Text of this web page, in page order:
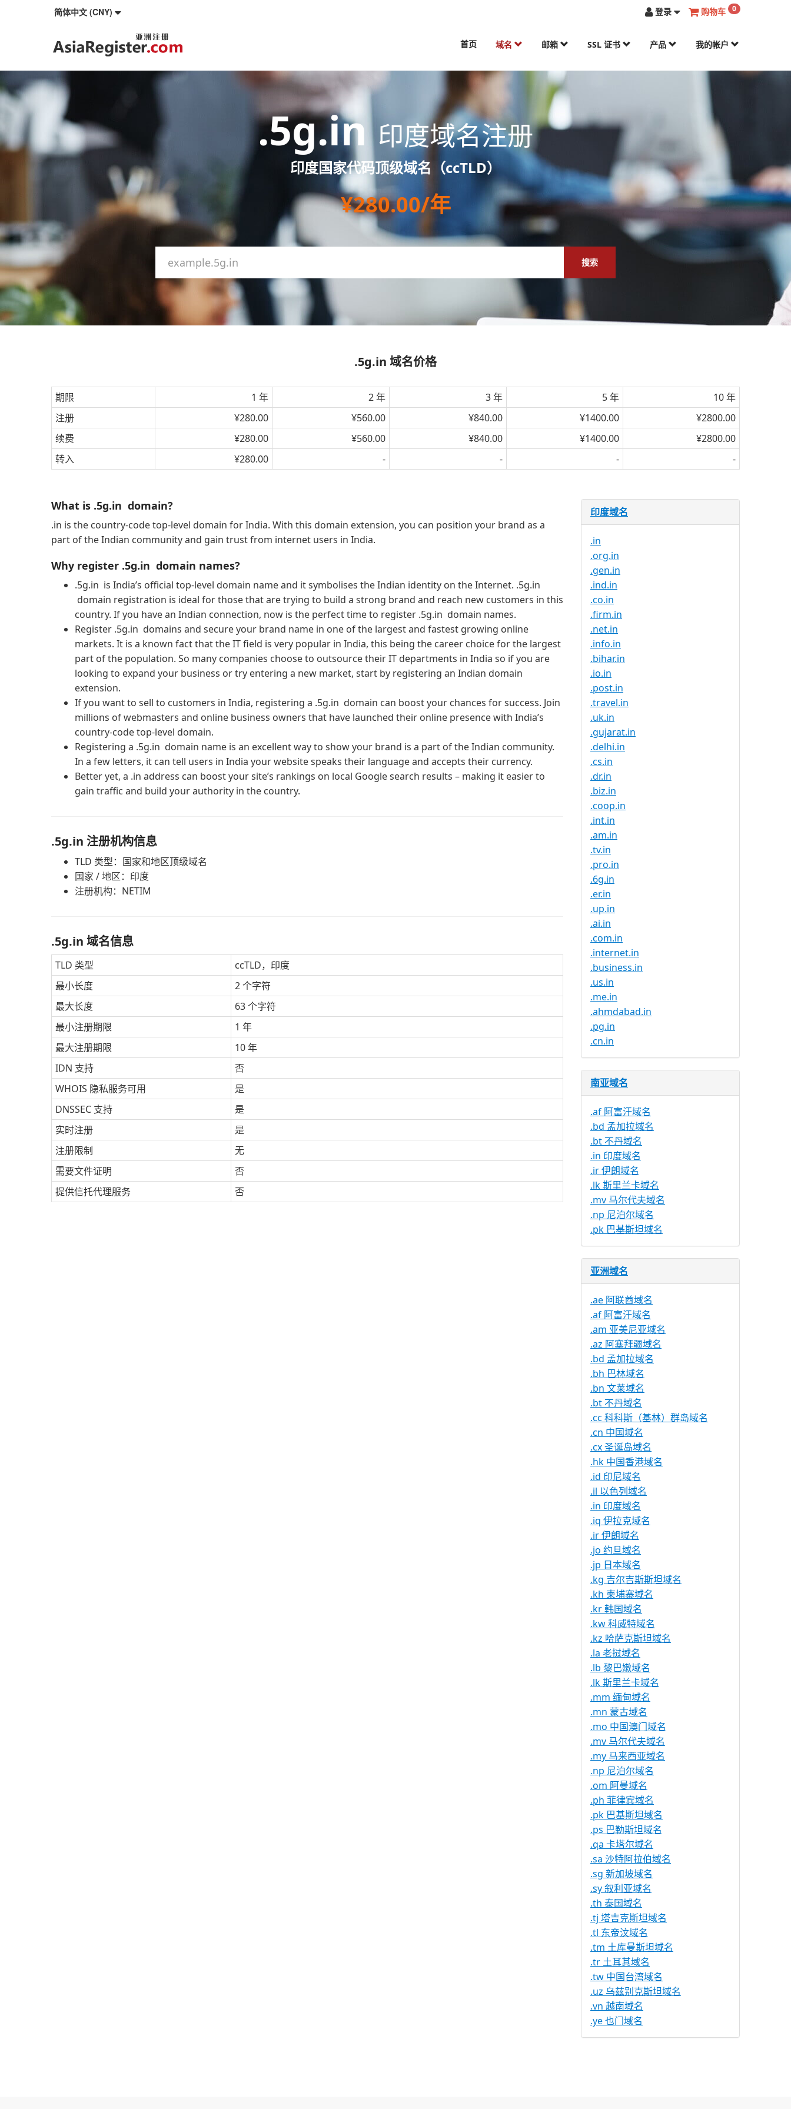
简体中文 (CNY) 登录 购物车 0
首页 域名 邮箱 SSL 证书 产品 我的帐户
.5g.in印度域名注册
印度国家代码顶级域名（ccTLD）
¥280.00/年
搜索
.5g.in 域名价格
期限 1 年 2 年 3 年 5 年
10 年
注册
¥280.00 ¥560.00 ¥840.00 ¥1400.00
¥2800.00
续费
¥280.00 ¥560.00 ¥840.00 ¥1400.00
¥2800.00
转入
¥280.00 - - - -
What is .5g.in domain?
.in is the country-code top-level domain for India. With this domain extension, you can position your brand as a
part of the Indian community and gain trust from internet users in India.
Why register .5g.in domain names?
.5g.in is India’s official top-level domain name and it symbolises the Indian identity on the Internet. .5g.in
domain registration is ideal for those that are trying to build a strong brand and reach new customers in this
country. If you have an Indian connection, now is the perfect time to register .5g.in domain names.
Register .5g.in domains and secure your brand name in one of the largest and fastest growing online
markets. It is a known fact that the IT field is very popular in India, this being the career choice for the largest
part of the population. So many companies choose to outsource their IT departments in India so if you are
looking to expand your business or try entering a new market, start by registering an Indian domain
extension.
If you want to sell to customers in India, registering a .5g.in domain can boost your chances for success. Join
millions of webmasters and online business owners that have launched their online presence with India’s
country-code top-level domain.
Registering a .5g.in domain name is an excellent way to show your brand is a part of the Indian community.
In a few letters, it can tell users in India your website speaks their language and accepts their currency.
Better yet, a .in address can boost your site’s rankings on local Google search results – making it easier to
gain traffic and build your authority in the country.
.5g.in 注册机构信息
TLD 类型：国家和地区顶级域名
国家 / 地区：印度
注册机构：NETIM
.5g.in 域名信息
TLD 类型
ccTLD，印度
最小长度
2 个字符
最大长度
63 个字符
最小注册期限
1 年
最大注册期限
10 年
IDN 支持
否
WHOIS 隐私服务可用
是
DNSSEC 支持
是
实时注册
是
注册限制
无
需要文件证明
否
提供信托代理服务
否
印度域名
.in
.org.in
.gen.in
.ind.in
.co.in
.firm.in
.net.in
.info.in
.bihar.in
.io.in
.post.in
.travel.in
.uk.in
.gujarat.in
.delhi.in
.cs.in
.dr.in
.biz.in
.coop.in
.int.in
.am.in
.tv.in
.pro.in
.6g.in
.er.in
.up.in
.ai.in
.com.in
.internet.in
.business.in
.us.in
.me.in
.ahmdabad.in
.pg.in
.cn.in
南亚域名
.af 阿富汗域名
.bd 孟加拉域名
.bt 不丹域名
.in 印度域名
.ir 伊朗域名
.lk 斯里兰卡域名
.mv 马尔代夫域名
.np 尼泊尔域名
.pk 巴基斯坦域名
亚洲域名
.ae 阿联酋域名
.af 阿富汗域名
.am 亚美尼亚域名
.az 阿塞拜疆域名
.bd 孟加拉域名
.bh 巴林域名
.bn 文莱域名
.bt 不丹域名
.cc 科科斯（基林）群岛域名
.cn 中国域名
.cx 圣诞岛域名
.hk 中国香港域名
.id 印尼域名
.il 以色列域名
.in 印度域名
.iq 伊拉克域名
.ir 伊朗域名
.jo 约旦域名
.jp 日本域名
.kg 吉尔吉斯斯坦域名
.kh 柬埔寨域名
.kr 韩国域名
.kw 科威特域名
.kz 哈萨克斯坦域名
.la 老挝域名
.lb 黎巴嫩域名
.lk 斯里兰卡域名
.mm 缅甸域名
.mn 蒙古域名
.mo 中国澳门域名
.mv 马尔代夫域名
.my 马来西亚域名
.np 尼泊尔域名
.om 阿曼域名
.ph 菲律宾域名
.pk 巴基斯坦域名
.ps 巴勒斯坦域名
.qa 卡塔尔域名
.sa 沙特阿拉伯域名
.sg 新加坡域名
.sy 叙利亚域名
.th 泰国域名
.tj 塔吉克斯坦域名
.tl 东帝汶域名
.tm 土库曼斯坦域名
.tr 土耳其域名
.tw 中国台湾域名
.uz 乌兹别克斯坦域名
.vn 越南域名
.ye 也门域名